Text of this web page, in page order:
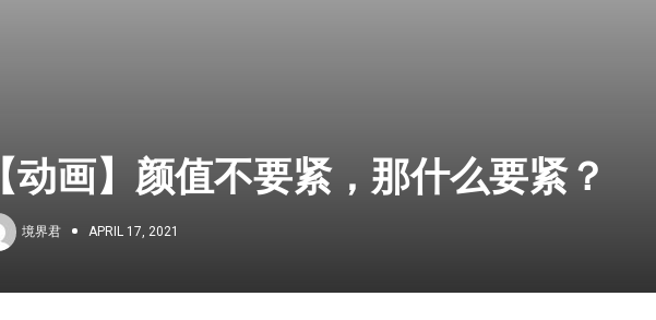
【动画】颜值不要紧，那什么要紧？
境界君 APRIL 17, 2021